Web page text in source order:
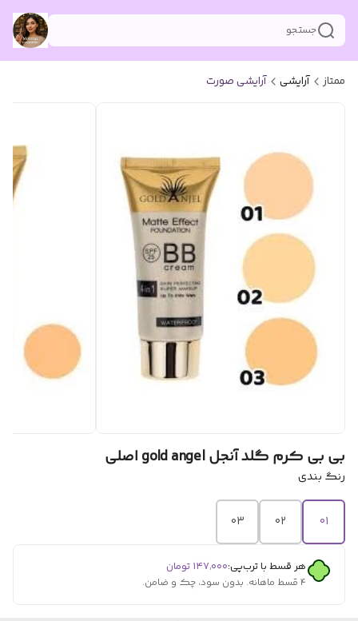
جستجو
ممتاز آرایشی آرایشی صورت
بی بی کرم گلد آنجل gold angel اصلی
رنگ بندی
01
02
03
هر قسط با ترب‌پی:۱۴۷٬۰۰۰ تومان
۴ قسط ماهانه. بدون سود، چک و ضامن.